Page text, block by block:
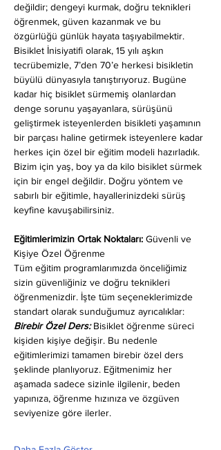
değildir; dengeyi kurmak, doğru teknikleri
öğrenmek, güven kazanmak ve bu
özgürlüğü günlük hayata taşıyabilmektir.
Bisiklet İnisiyatifi olarak, 15 yılı aşkın
tecrübemizle, 7’den 70’e herkesi bisikletin
büyülü dünyasıyla tanıştırıyoruz. Bugüne
kadar hiç bisiklet sürmemiş olanlardan
denge sorunu yaşayanlara, sürüşünü
geliştirmek isteyenlerden bisikleti yaşamının
bir parçası haline getirmek isteyenlere kadar
herkes için özel bir eğitim modeli hazırladık.
Bizim için yaş, boy ya da kilo bisiklet sürmek
için bir engel değildir. Doğru yöntem ve
sabırlı bir eğitimle, hayallerinizdeki sürüş
keyfine kavuşabilirsiniz.
Eğitimlerimizin Ortak Noktaları: Güvenli ve
Kişiye Özel Öğrenme
Tüm eğitim programlarımızda önceliğimiz
sizin güvenliğiniz ve doğru teknikleri
öğrenmenizdir. İşte tüm seçeneklerimizde
standart olarak sunduğumuz ayrıcalıklar:
Birebir Özel Ders: Bisiklet öğrenme süreci
kişiden kişiye değişir. Bu nedenle
eğitimlerimizi tamamen birebir özel ders
şeklinde planlıyoruz. Eğitmenimiz her
aşamada sadece sizinle ilgilenir, beden
yapınıza, öğrenme hızınıza ve özgüven
seviyenize göre ilerler.